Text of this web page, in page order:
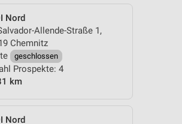
Nord
Allende-Straße 1,
Chemnitz
geschlossen
Prospekte: 4
km
Nord